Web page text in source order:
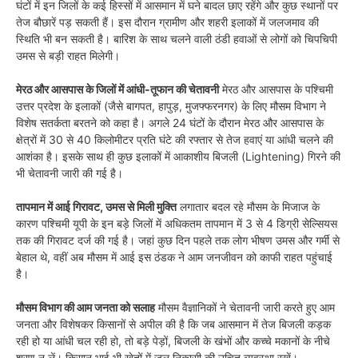
घंटों में इन जिलों के कई हिस्सों में आसमान में घने बादल छाए रहेंगे और कुछ स्थानों पर
तेज बौछारें पड़ सकती हैं। इस दौरान ग्रामीण और शहरी इलाकों में जलजमाव की
स्थिति भी बन सकती है। बारिश के साथ चलने वाली ठंडी हवाओं से लोगों को चिपचिपी
उमस से बड़ी राहत मिलेगी।
मेरठ और आसपास के जिलों में आंधी-तूफान की चेतावनीमेरठ और आसपास के पश्चिमी
उत्तर प्रदेश के इलाकों (जैसे बागपत, हापुड़, मुजफ्फरनगर) के लिए मौसम विभाग ने
विशेष सतर्कता बरतने को कहा है। अगले 24 घंटों के दौरान मेरठ और आसपास के
क्षेत्रों में 30 से 40 किलोमीटर प्रति घंटे की रफ्तार से तेज हवाएं या आंधी चलने की
आशंका है। इसके साथ ही कुछ इलाकों में आकाशीय बिजली (Lightening) गिरने की
भी चेतावनी जारी की गई है।
तापमान में आई गिरावट, उमस से मिली मुक्तिलगातार बदल रहे मौसम के मिजाज के
कारण पश्चिमी यूपी के इन बड़े जिलों में अधिकतम तापमान में 3 से 4 डिग्री सेल्सियस
तक की गिरावट दर्ज की गई है। जहां कुछ दिन पहले तक लोग भीषण उमस और गर्मी से
बेहाल थे, वहीं अब मौसम में आई इस ठंडक ने आम जनजीवन को काफी राहत पहुंचाई
है।
मौसम विभाग की आम जनता को सलाहमौसम वैज्ञानिकों ने चेतावनी जारी करते हुए आम
जनता और विशेषकर किसानों से अपील की है कि जब आसमान में तेज बिजली कड़क
रही हो या आंधी चल रही हो, तो बड़े पेड़ों, बिजली के खंभों और कच्चे मकानों के नीचे